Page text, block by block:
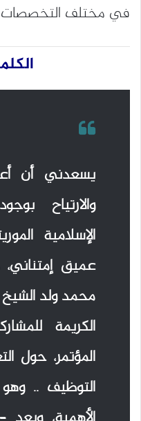
في مختلف التخصصات
يسعدني أن
والارتياح
الإسلامية
عميق
محمد ولد الشيخ
الكريمة
المؤتمر، حول
التوظيف ..